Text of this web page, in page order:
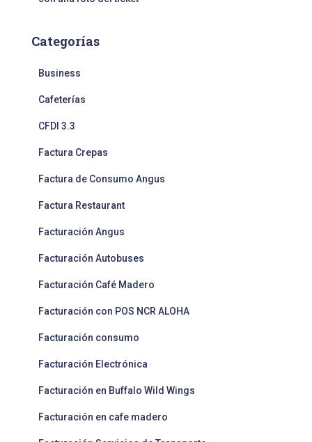
Categorías
Business
Cafeterías
CFDI 3.3
Factura Crepas
Factura de Consumo Angus
Factura Restaurant
Facturación Angus
Facturación Autobuses
Facturación Café Madero
Facturación con POS NCR ALOHA
Facturación consumo
Facturación Electrónica
Facturación en Buffalo Wild Wings
Facturación en cafe madero